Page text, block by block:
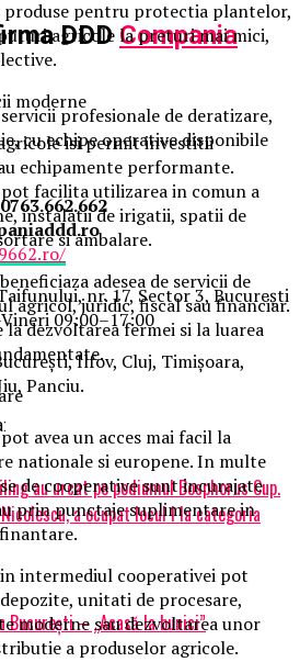
DDDCompania
profesionale de deratizare,
cu echipe operative disponibile
nr. 17, Sector 3, București
09:00–17:00
Ilfov, Cluj, Timișoara,
Panciu.
au urcat pe podiumul Bosphorus Cup.
a ocupat locul I la categoria
– „Acasă la bunici”
produse pentru protectia plantelor,
agricole la preturi mai mici,
moderne
isi permit investitii
echipamente performante.
facilita utilizarea in comun a
instalatii de irigatii, spatii de
si ambalare.
adesea de servicii de
agricol, juridic, fiscal sau financiar.
dezvoltarea fermei si la luarea
avea un acces mai facil la
nationale si europene. In multe
de cooperative sunt incurajate
prin punctaje suplimentare in
intermediul cooperativei pot
unitati de procesare,
moderne sau dezvoltarea unor
a produselor agricole.